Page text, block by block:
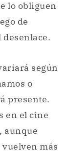
lo obliguen
de
según
o
presente.
en el cine
aunque
más